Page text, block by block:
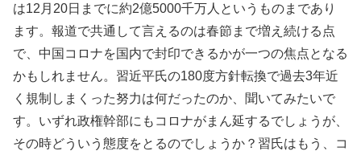
は12月20日までに約2億5000千万人というものまであり
ます。報道で共通して言えるのは春節まで増え続ける点
で、中国コロナを国内で封印できるかが一つの焦点となる
かもしれません。習近平氏の180度方針転換で過去3年近
く規制しまくった努力は何だったのか、聞いてみたいで
す。いずれ政権幹部にもコロナがまん延するでしょうが、
その時どういう態度をとるのでしょうか？習氏はもう、コ